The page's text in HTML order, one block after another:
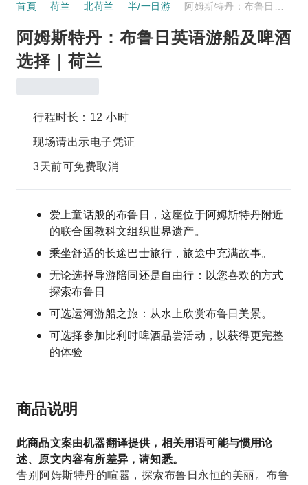
首頁 荷兰 北荷兰 半/一日游
阿姆斯特丹：布鲁日英语游船及啤酒
选择｜荷兰
行程时长：12 小时
现场请出示电子凭证
3天前可免费取消
爱上童话般的布鲁日，这座位于阿姆斯特丹附近
的联合国教科文组织世界遗产。
乘坐舒适的长途巴士旅行，旅途中充满故事。
无论选择导游陪同还是自由行：以您喜欢的方式
探索布鲁日
可选运河游船之旅：从水上欣赏布鲁日美景。
可选择参加比利时啤酒品尝活动，以获得更完整
的体验
商品说明
此商品文案由机器翻译提供，相关用语可能与惯用论
述、原文内容有所差异，请知悉。
告别阿姆斯特丹的喧嚣，探索布鲁日永恒的美丽。布鲁